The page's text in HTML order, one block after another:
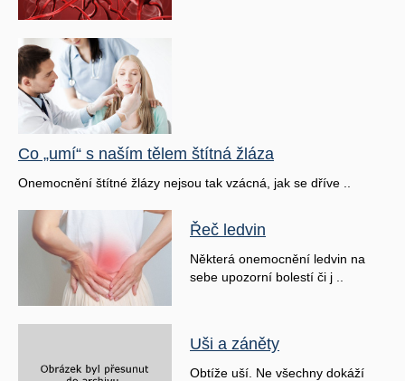
Co „umí“ s naším tělem štítná žláza
Onemocnění štítné žlázy nejsou tak vzácná, jak se dříve ..
Řeč ledvin
Některá onemocnění ledvin na
sebe upozorní bolestí či j ..
Uši a záněty
Obtíže uší. Ne všechny dokáží